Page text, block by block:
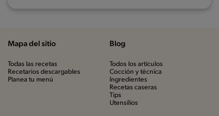
Mapa del sitio
Todas las recetas
Recetarios descargables
Planea tu menú
Blog
Todos los artículos
Cocción y técnica
Ingredientes
Recetas caseras
Tips
Utensílios